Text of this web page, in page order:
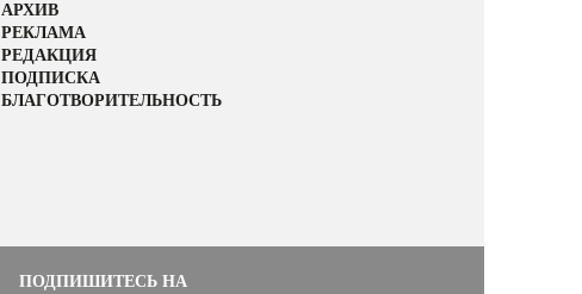
АРХИВ
РЕКЛАМА
РЕДАКЦИЯ
ПОДПИСКА
БЛАГОТВОРИТЕЛЬНОСТЬ
ПОДПИШИТЕСЬ НА